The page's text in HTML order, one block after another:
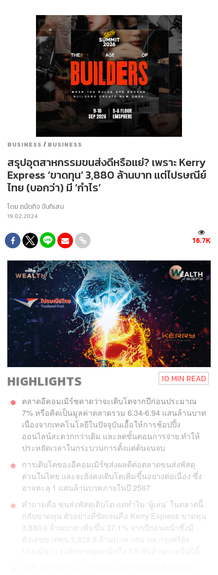
BUSINESS / BUSINESS
สรุปอุตสาหกรรมขนส่งดีหรือแย่? เพราะ Kerry
Express ‘ขาดทุน’ 3,880 ล้านบาท แต่ไปรษณีย์
ไทย (บอกว่า) มี ‘กำไร’
โดยถนัดกิจ จันกิเสน
19.02.2024
16.7K
HIGHLIGHTS 10 MIN READ
ตลาดอีคอมเมิร์ซคาดว่าจะเติบโตจากปีก่อนประมาณ
7% หรือคิดเป็นมูลค่าตลาดรวม 6.34-6.94 แสนล้านบาท
เนื่องจากเทคโนโลยีในปัจจุบันเอื้อให้การช้อปปิ้ง
ออนไลน์สะดวกกว่าเดิม และลดขั้นตอนการจ่าย ทำให้
ประหยัดเวลาในกระบวนการตั้งแต่ต้นจนจบ
การเติบโตของอีคอมเมิร์ซส่งผลดีต่อตลาดขนส่งพัสดุ
ด่วนในไทย และจะยังคงเติบโตเพิ่มขึ้นอย่างต่อเนื่อง ซึ่ง
อาจทะลุ 1 แสนล้านบาทภายในปี 2567
คำถามคือ ขนส่งพัสดุเติบโต แต่ทำไม ‘ผู้เล่น’ ในตลาดนี้
กลับขาดทุน ตัวอย่างที่ชัดเจนคือ Kerry Express ขาดทุน
3,880.6 ล้านบาท เพิ่มขึ้น 37.1% จากปีก่อนหน้าซึ่งมี
ตัวเลขขาดทุน 2,829.8 ล้านบาท แถม บล.กรุงศรียัง